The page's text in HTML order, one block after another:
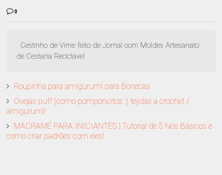
0
Cestinho de Vime feito de Jornal com Moldes Artesanato
de Cestaria Reciclavel
Roupinha para amigurumi para Bonecas
Ovejas puff (como pomponcitos :) tejidas a crochet /
amigurumi!
MACRAMÉ PARA INICIANTES | Tutorial de 5 Nós Básicos e
como criar padrões com eles!